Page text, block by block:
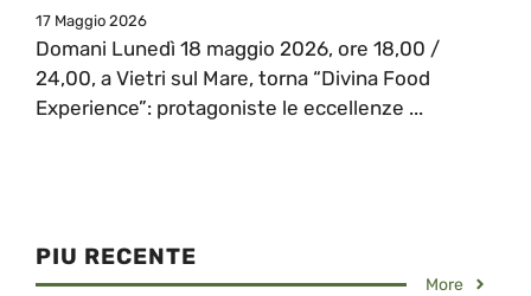
17 Maggio 2026
Domani Lunedì 18 maggio 2026, ore 18,00 /
24,00, a Vietri sul Mare, torna “Divina Food
Experience”: protagoniste le eccellenze ...
PIU RECENTE
More